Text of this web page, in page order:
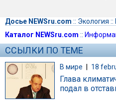
Досье NEWSru.com :: Экология ::
Каталог NEWSru.com ::
ССЫЛКИ ПО ТЕМЕ
В мире | 18
Глава
подал в